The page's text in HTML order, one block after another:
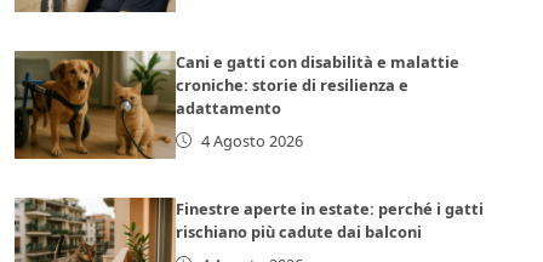
Cani e gatti con disabilità e malattie
croniche: storie di resilienza e
adattamento
4 Agosto 2026
Finestre aperte in estate: perché i gatti
rischiano più cadute dai balconi